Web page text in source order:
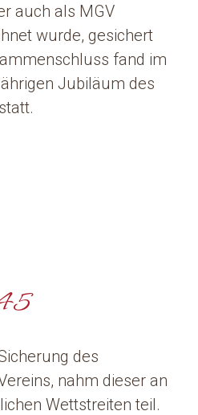
auch als MGV
wurde, gesichert
fand im
Jubiläum des
des
nahm dieser an
Wettstreiten teil.